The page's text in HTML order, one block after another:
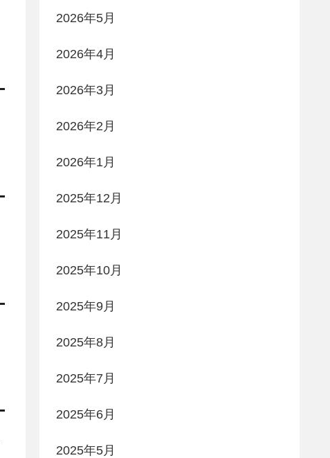
2026年5月
2026年4月
2026年3月
2026年2月
2026年1月
2025年12月
2025年11月
2025年10月
2025年9月
2025年8月
2025年7月
2025年6月
2025年5月